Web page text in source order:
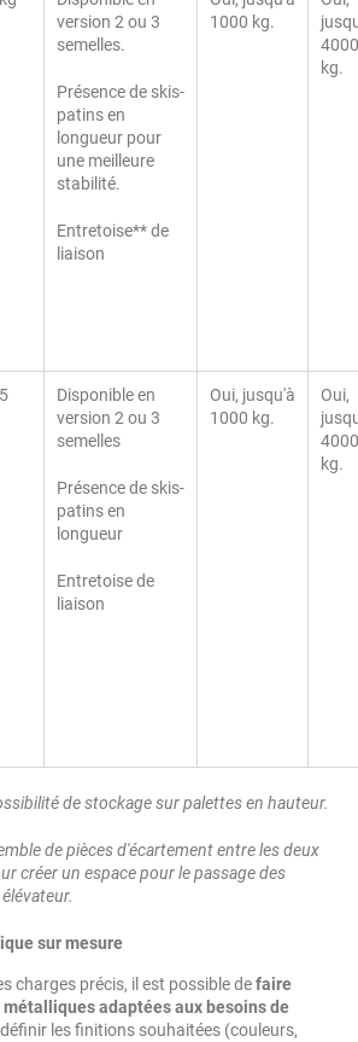
version 2 ou 3
semelles.
Présence de skis-
patins en
longueur pour
une meilleure
stabilité.
Entretoise** de
liaison
1000 kg.
4000
kg.
Disponible en
version 2 ou 3
semelles
Présence de skis-
patins en
longueur
Entretoise de
liaison
Oui, jusqu'à
1000 kg.
Oui,
4000
kg.
de stockage sur palettes en hauteur.
de pièces d'écartement entre les deux
créer un espace pour le passage des
sur mesure
charges précis, il est possible defaire
adaptées aux besoins de
les finitions souhaitées (couleurs,